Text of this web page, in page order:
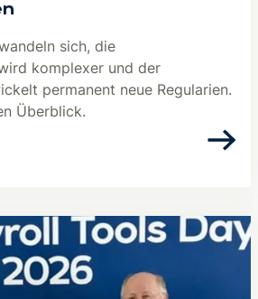
sich, die
komplexer und der
permanent neue Regularien.
Überblick.